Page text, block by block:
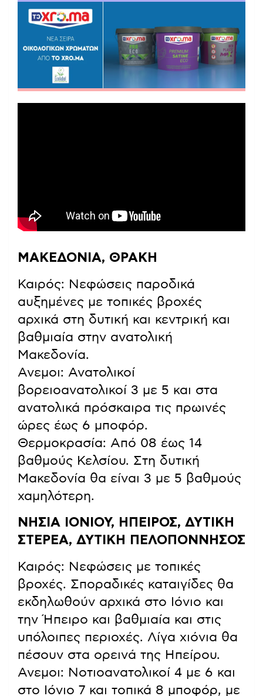
ΜΑΚΕΔΟΝΙΑ, ΘΡΑΚΗ
Καιρός: Νεφώσεις παροδικά
αυξημένες με τοπικές βροχές
αρχικά στη δυτική και κεντρική και
βαθμιαία στην ανατολική
Μακεδονία.
Ανεμοι: Ανατολικοί
βορειοανατολικοί 3 με 5 και στα
ανατολικά πρόσκαιρα τις πρωινές
ώρες έως 6 μποφόρ.
Θερμοκρασία: Από 08 έως 14
βαθμούς Κελσίου. Στη δυτική
Μακεδονία θα είναι 3 με 5 βαθμούς
χαμηλότερη.
ΝΗΣΙΑ ΙΟΝΙΟΥ, ΗΠΕΙΡΟΣ, ΔΥΤΙΚΗ
ΣΤΕΡΕΑ, ΔΥΤΙΚΗ ΠΕΛΟΠΟΝΝΗΣΟΣ
Καιρός: Νεφώσεις με τοπικές
βροχές. Σποραδικές καταιγίδες θα
εκδηλωθούν αρχικά στο Ιόνιο και
την Ήπειρο και βαθμιαία και στις
υπόλοιπες περιοχές. Λίγα χιόνια θα
πέσουν στα ορεινά της Ηπείρου.
Ανεμοι: Νοτιοανατολικοί 4 με 6 και
στο Ιόνιο 7 και τοπικά 8 μποφόρ, με